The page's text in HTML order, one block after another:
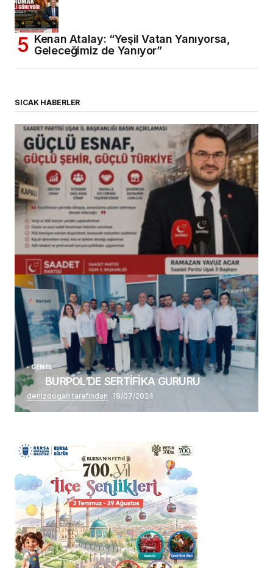
Kenan Atalay: “Yeşil Vatan Yanıyorsa,
Geleceğimiz de Yanıyor”
SICAK HABERLER
(başlıksız)
Alaattin Karahan tarafından 14/07/2026
GENEL
BURPOL’DE SERTİFİKA GURURU
denizdogan tarafından 19/07/2024